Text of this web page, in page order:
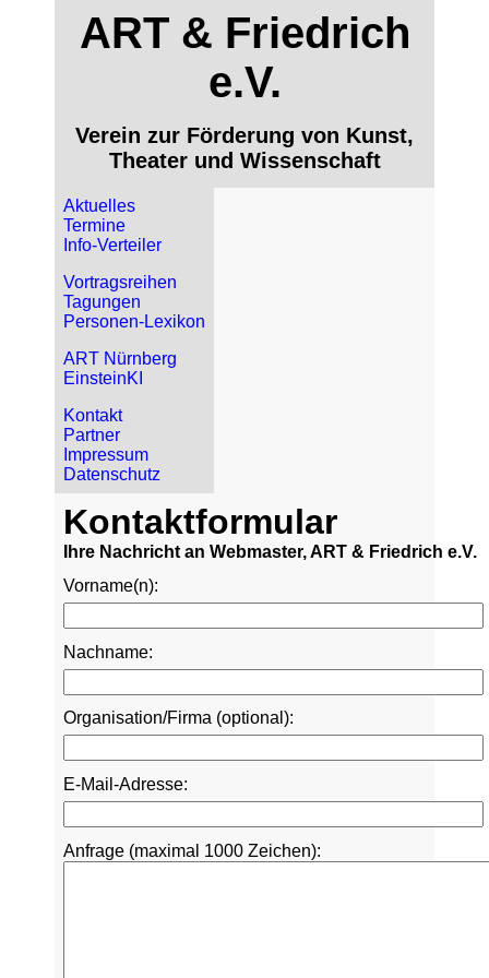
ART & Friedrich
e.V.
Verein zur Förderung von Kunst,
Theater und Wissenschaft
Aktuelles
Termine
Info-Verteiler
Vortragsreihen
Tagungen
Personen-Lexikon
ART Nürnberg
EinsteinKI
Kontakt
Partner
Impressum
Datenschutz
Kontaktformular
Ihre Nachricht an Webmaster, ART & Friedrich e.V.
Vorname(n):
Nachname:
Organisation/Firma (optional):
E-Mail-Adresse:
Anfrage (maximal 1000 Zeichen):